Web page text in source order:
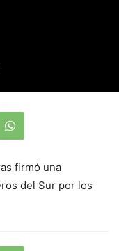
firmó una
del Sur por los